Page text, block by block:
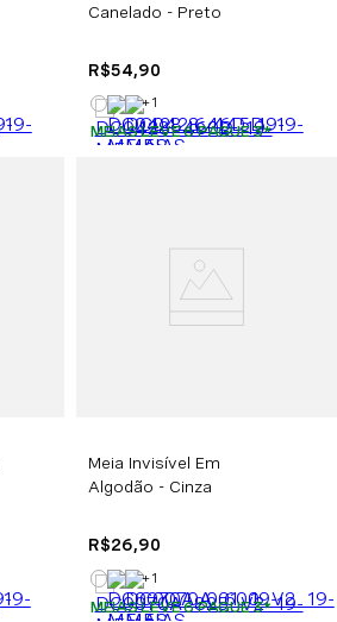
Canelado - Preto
R$54,90
+1
MEIAS LEVE 6 PAGUE 3*
Meia Invisível Em
Algodão - Cinza
R$26,90
+1
MEIAS LEVE 6 PAGUE 3*